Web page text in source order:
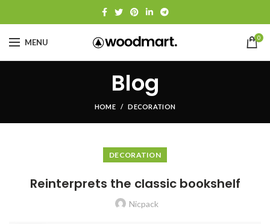
MENU 0
Blog
HOME DECORATION
DECORATION
Reinterprets the classic bookshelf
Nicpack